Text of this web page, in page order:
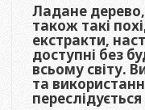
Ладане
також такі
екстракти,
доступні без
всьому світу.
та